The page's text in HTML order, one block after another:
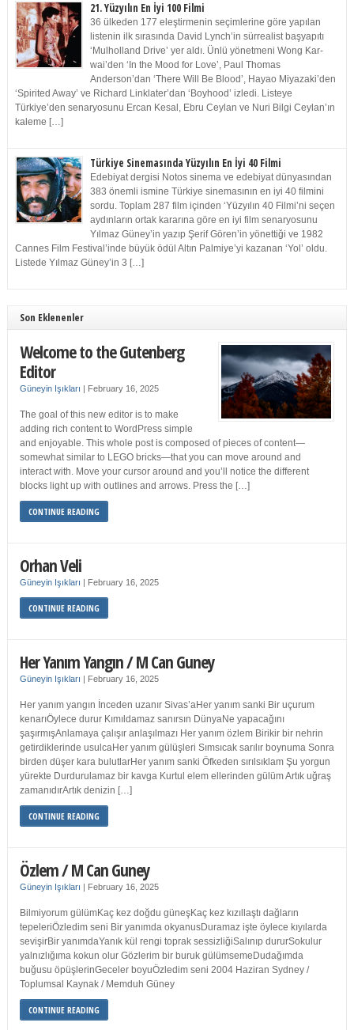
21. Yüzyılın En İyi 100 Filmi
36 ülkeden 177 eleştirmenin seçimlerine göre yapılan
listenin ilk sırasında David Lynch’in sürrealist başyapıtı
‘Mulholland Drive’ yer aldı. Ünlü yönetmeni Wong Kar-
wai’den ‘In the Mood for Love’, Paul Thomas
Anderson’dan ‘There Will Be Blood’, Hayao Miyazaki’den
‘Spirited Away’ ve Richard Linklater’dan ‘Boyhood’ izledi. Listeye
Türkiye’den senaryosunu Ercan Kesal, Ebru Ceylan ve Nuri Bilgi Ceylan’ın
kaleme […]
Türkiye Sinemasında Yüzyılın En İyi 40 Filmi
Edebiyat dergisi Notos sinema ve edebiyat dünyasından
383 önemli ismine Türkiye sinemasının en iyi 40 filmini
sordu. Toplam 287 film içinden ‘Yüzyılın 40 Filmi’ni seçen
aydınların ortak kararına göre en iyi film senaryosunu
Yılmaz Güney’in yazıp Şerif Gören’in yönettiği ve 1982
Cannes Film Festival’inde büyük ödül Altın Palmiye’yi kazanan ‘Yol’ oldu.
Listede Yılmaz Güney’in 3 […]
Son Eklenenler
Welcome to the Gutenberg
Editor
Güneyin Işıkları | February 16, 2025
The goal of this new editor is to make
adding rich content to WordPress simple
and enjoyable. This whole post is composed of pieces of content—
somewhat similar to LEGO bricks—that you can move around and
interact with. Move your cursor around and you’ll notice the different
blocks light up with outlines and arrows. Press the […]
CONTINUE READING
Orhan Veli
Güneyin Işıkları | February 16, 2025
CONTINUE READING
Her Yanım Yangın / M Can Guney
Güneyin Işıkları | February 16, 2025
Her yanım yangın İnceden uzanır Sivas’aHer yanım sanki Bir uçurum
kenarıÖylece durur Kımıldamaz sanırsın DünyaNe yapacağını
şaşırmışAnlamaya çalışır anlaşılmazı Her yanım özlem Birikir bir nehrin
getirdiklerinde usulcaHer yanım gülüşleri Sımsıcak sarılır boynuma Sonra
birden düşer kara bulutlarHer yanım sanki Öfkeden sırılsıklam Şu yorgun
yürekte Durdurulamaz bir kavga Kurtul elem ellerinden gülüm Artık uğraş
zamanıdırArtık denizin […]
CONTINUE READING
Özlem / M Can Guney
Güneyin Işıkları | February 16, 2025
Bilmiyorum gülümKaç kez doğdu güneşKaç kez kızıllaştı dağların
tepeleriÖzledim seni Bir yanımda okyanusDuramaz işte öylece kıyılarda
sevişirBir yanımdaYanık kül rengi toprak sessizliğiSalınıp dururSokulur
yalnızlığıma kokun olur Gözlerim bir buruk gülümsemeDudağımda
buğusu öpüşlerinGeceler boyuÖzledim seni 2004 Haziran Sydney /
Toplumsal Kaynak / Memduh Güney
CONTINUE READING